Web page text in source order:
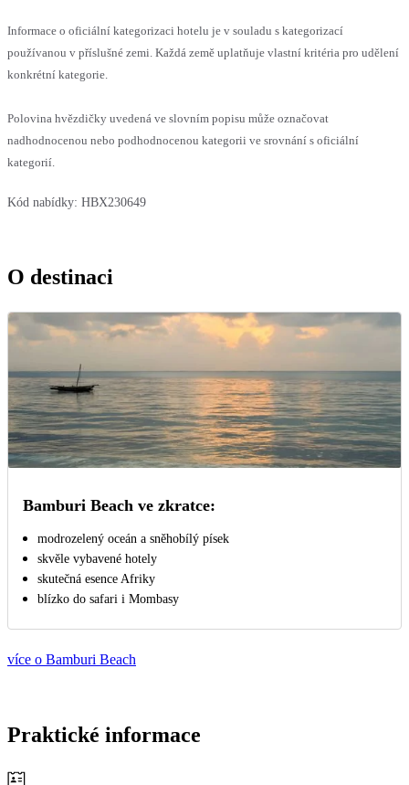
Informace o oficiální kategorizaci hotelu je v souladu s kategorizací
používanou v příslušné zemi. Každá země uplatňuje vlastní kritéria pro udělení
konkrétní kategorie.
Polovina hvězdičky uvedená ve slovním popisu může označovat
nadhodnocenou nebo podhodnocenou kategorii ve srovnání s oficiální
kategorií.
Kód nabídky: HBX230649
O destinaci
Bamburi Beach ve zkratce:
modrozelený oceán a sněhobílý písek
skvěle vybavené hotely
skutečná esence Afriky
blízko do safari i Mombasy
více o Bamburi Beach
Praktické informace